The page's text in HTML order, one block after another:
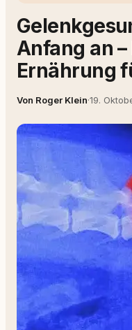
Anfang an
Ernährung
Von Roger Klein·19.